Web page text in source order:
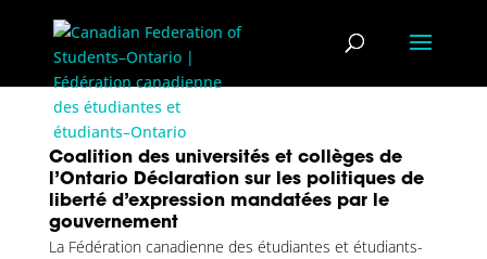
Coalition des universités et collèges de
l’Ontario Déclaration sur les politiques de
liberté d’expression mandatées par le
gouvernement
La Fédération canadienne des étudiantes et étudiants-